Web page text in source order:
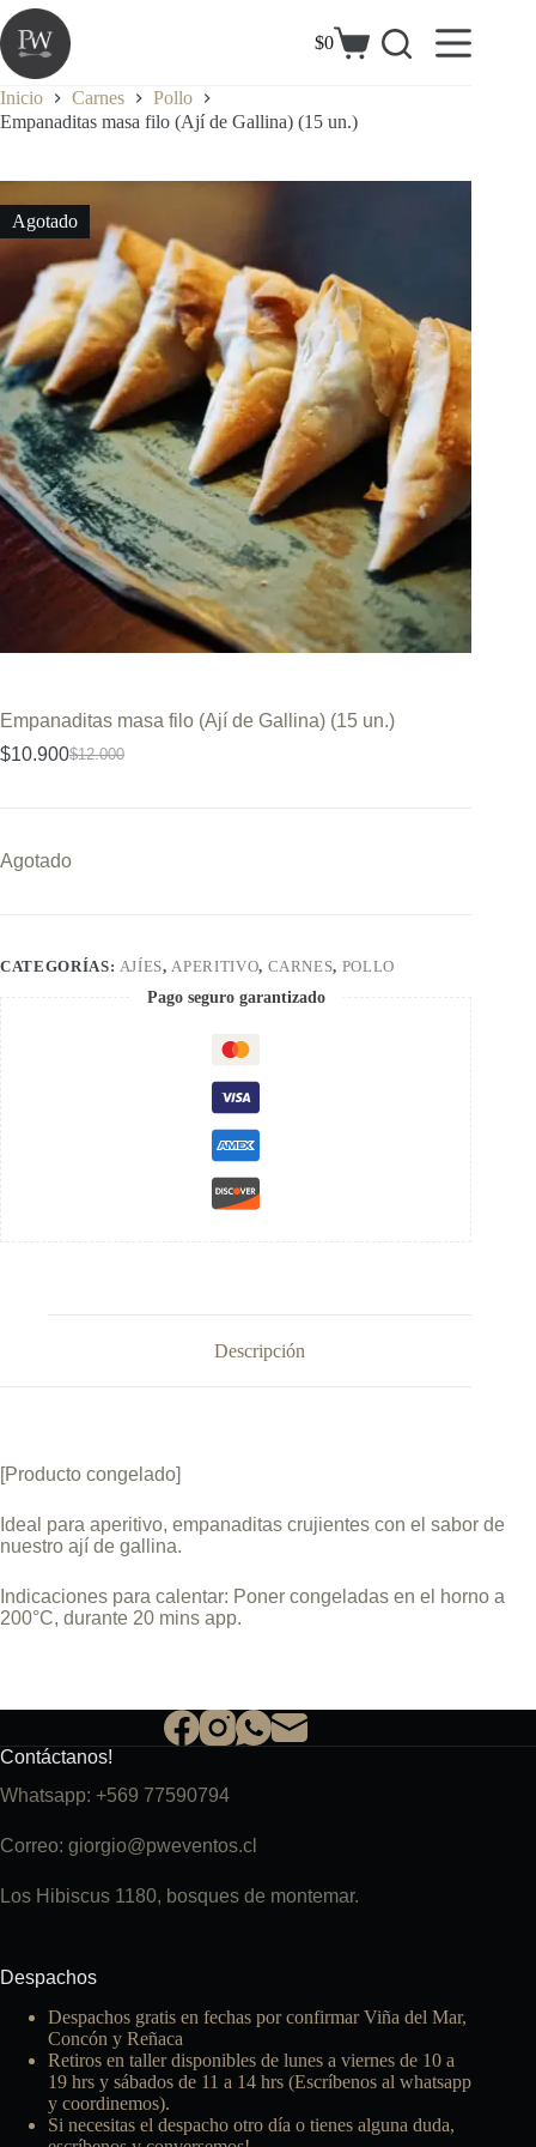
Saltar
al
contenido
Carrito
$0
Inicio Carnes
Pollo
Empanaditas masa filo (Ají de Gallina) (15 un.)
Agotado
Empanaditas masa filo (Ají de Gallina) (15 un.)
$12.000
El
$10.900El
Agotado
CATEGORÍAS: AJÍES, APERITIVO, CARNES, POLLO
Pago seguro garantizado
Descripción
[Producto congelado]
Ideal para aperitivo, empanaditas crujientes con el sabor de
nuestro ají de gallina.
Indicaciones para calentar: Poner congeladas en el horno a
200°C, durante 20 mins app.
Contáctanos!
Whatsapp: +569 77590794
Correo: giorgio@pweventos.cl
Los Hibiscus 1180, bosques de montemar.
Despachos
Despachos gratis en fechas por confirmar Viña del Mar,
Concón y Reñaca
Retiros en taller disponibles de lunes a viernes de 10 a
19 hrs y sábados de 11 a 14 hrs (Escríbenos al whatsapp
y coordinemos).
Si necesitas el despacho otro día o tienes alguna duda,